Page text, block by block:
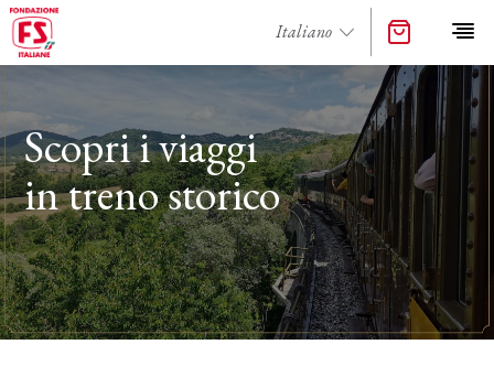
Scopri i viaggi
in treno storico